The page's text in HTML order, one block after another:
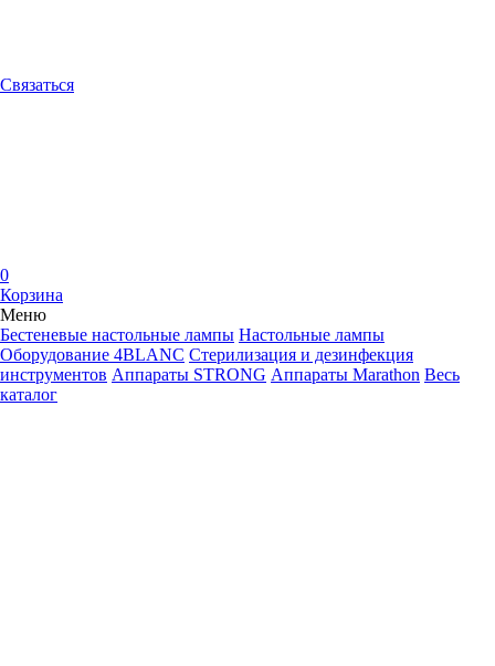
Связаться
0
Корзина
Меню
Бестеневые настольные лампы Настольные лампы
Оборудование 4BLANC Стерилизация и дезинфекция
инструментов Аппараты STRONG Аппараты Marathon Весь
каталог